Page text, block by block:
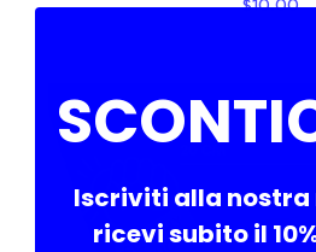
$10.00
Iscriviti alla nostra
ricevi subito il